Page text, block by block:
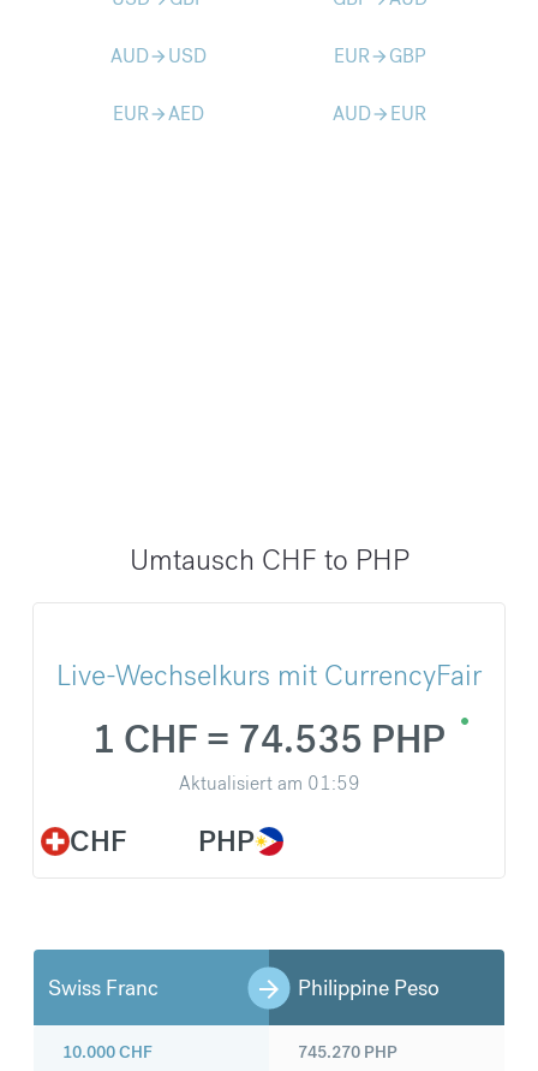
AUDarrow_forward USD EURarrow_forward GBP
EURarrow_forwardAED AUDarrow_forward EUR
Umtausch CHF to PHP
Live-Wechselkurs mit CurrencyFair
CHF
1 CHF = 74.535 PHP
Aktualisiert am 01:59
PHP
Swiss Franc Philippine Peso
10.000CHF 745.270 PHP